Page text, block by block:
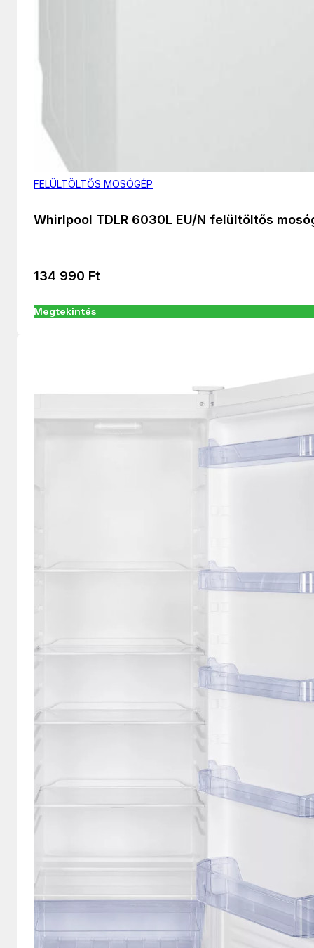
FELÜLTÖLTŐS MOSÓGÉP
Whirlpool TDLR 6030L EU/N felültöltős
134 990 Ft
Megtekintés